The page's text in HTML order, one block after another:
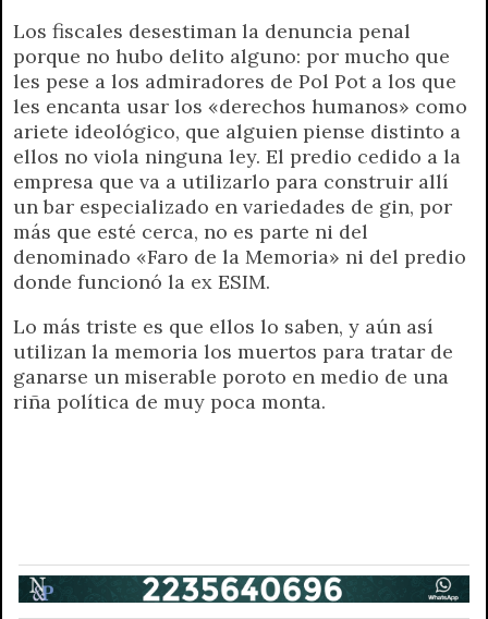
Los fiscales desestiman la denuncia penal
porque no hubo delito alguno: por mucho que
les pese a los admiradores de Pol Pot a los que
les encanta usar los «derechos humanos» como
ariete ideológico, que alguien piense distinto a
ellos no viola ninguna ley. El predio cedido a la
empresa que va a utilizarlo para construir allí
un bar especializado en variedades de gin, por
más que esté cerca, no es parte ni del
denominado «Faro de la Memoria» ni del predio
donde funcionó la ex ESIM.
Lo más triste es que ellos lo saben, y aún así
utilizan la memoria los muertos para tratar de
ganarse un miserable poroto en medio de una
riña política de muy poca monta.